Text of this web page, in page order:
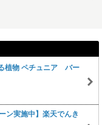
植物 ペチュニア バー
ン実施中】楽天でんき